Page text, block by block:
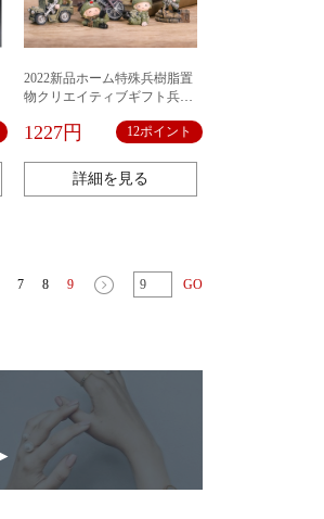
2022新品ホーム特殊兵樹脂置
物クリエイティブギフト兵兄
1227円 12ポイント
詳細を見る
7 8 9 GO